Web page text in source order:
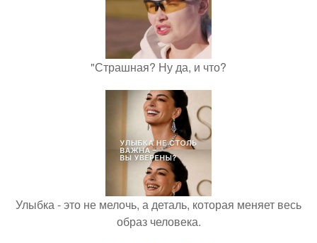
"Страшная? Ну да, и что?
Улыбка - это не мелочь, а деталь, которая меняет весь
образ человека.